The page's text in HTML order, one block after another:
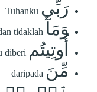
رَبِّي Tuhanku
وَمَآ tidaklah
أُوتِيتُم diberi
مِّنَ daripada